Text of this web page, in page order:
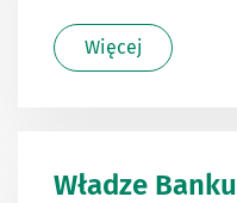
Więcej
Władze Banku